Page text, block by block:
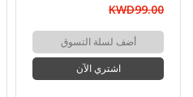
KWD99.00
أضف لسلة التسوق
اشتري الآن